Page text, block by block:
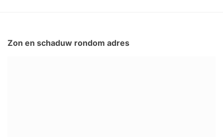
Zon en schaduw rondom adres